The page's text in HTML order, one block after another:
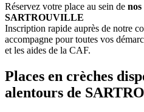
Réservez votre place au sein de nos
SARTROUVILLE
Inscription rapide auprès de notre
accompagne pour toutes vos
et les aides de la CAF.
Places en crèches
alentours de